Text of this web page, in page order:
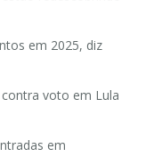
em 2025, diz
voto em Lula
em